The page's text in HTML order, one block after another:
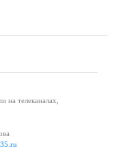
на телеканалах,